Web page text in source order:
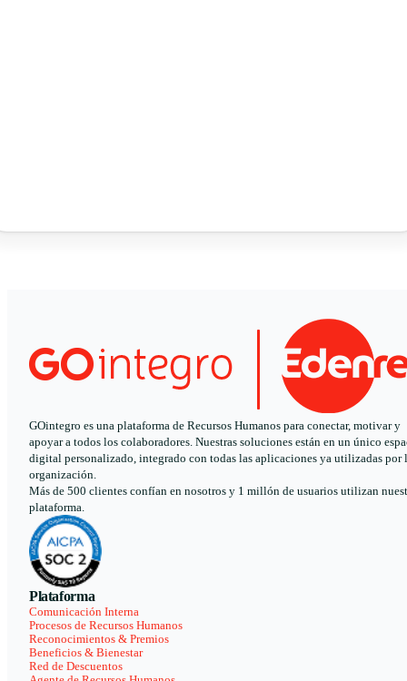
GOintegro es una plataforma de Recursos Humanos para conectar, motivar y
apoyar a todos los colaboradores. Nuestras soluciones están en un único
digital personalizado, integrado con todas las aplicaciones ya utilizadas por
organización.
Más de 500 clientes confían en nosotros y 1 millón de usuarios utilizan
plataforma.
Plataforma
Comunicación Interna
Procesos de Recursos Humanos
Reconocimientos & Premios
Beneficios & Bienestar
Red de Descuentos